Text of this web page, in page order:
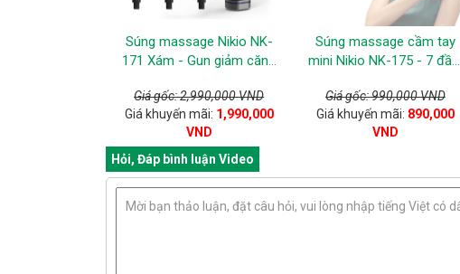
Súng massage Nikio NK-
171 Xám - Gun giảm căng
Giá gốc: 2,990,000 VND
Giá khuyến mãi: 1,990,000
VND
Súng massage cầm tay
mini Nikio NK-175 - 7 đầu,
Giá gốc: 990,000 VND
Giá khuyến mãi: 890,000
VND
Hỏi, Đáp bình luận Video